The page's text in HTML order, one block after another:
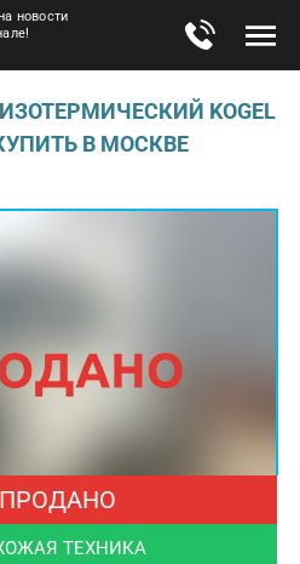
новости
KOGEL
В МОСКВЕ
ПРОДАНО
ТЕХНИКА